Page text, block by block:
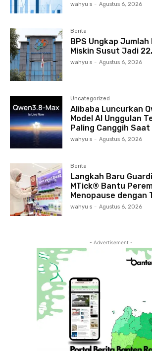
wahyu s - Agustus 6, 2026
Berita
BPS Ungkap
Miskin Susut Jadi
wahyu s - Agustus 6, 2026
Uncategorized
Alibaba Luncurkan
Model AI Unggulan
Paling Canggih Saat
wahyu s - Agustus 6, 2026
Berita
Langkah Baru
MTick® Bantu
Menopause dengan
wahyu s - Agustus 6, 2026
- Advertisement -